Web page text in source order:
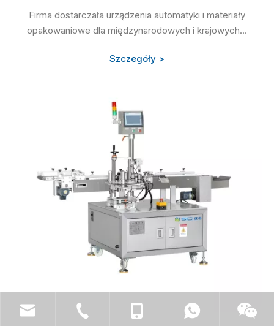
Firma dostarczała urządzenia automatyki i materiały
opakowaniowe dla międzynarodowych i krajowych...
Szczegóły >